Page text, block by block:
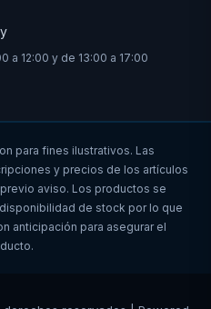
a 12:00 y de 13:00 a 17:00
para fines ilustrativos. Las
y precios de los artículos
aviso. Los productos se
de stock por lo que
anticipación para asegurar el